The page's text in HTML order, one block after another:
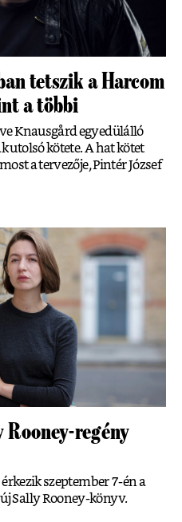
tetszik a Harcom
a többi
Knausgård egyedülálló
utolsó kötete. A hat kötet
a tervezője, Pintér József
Rooney-regény
szeptember 7-én a
Sally Rooney-könyv.